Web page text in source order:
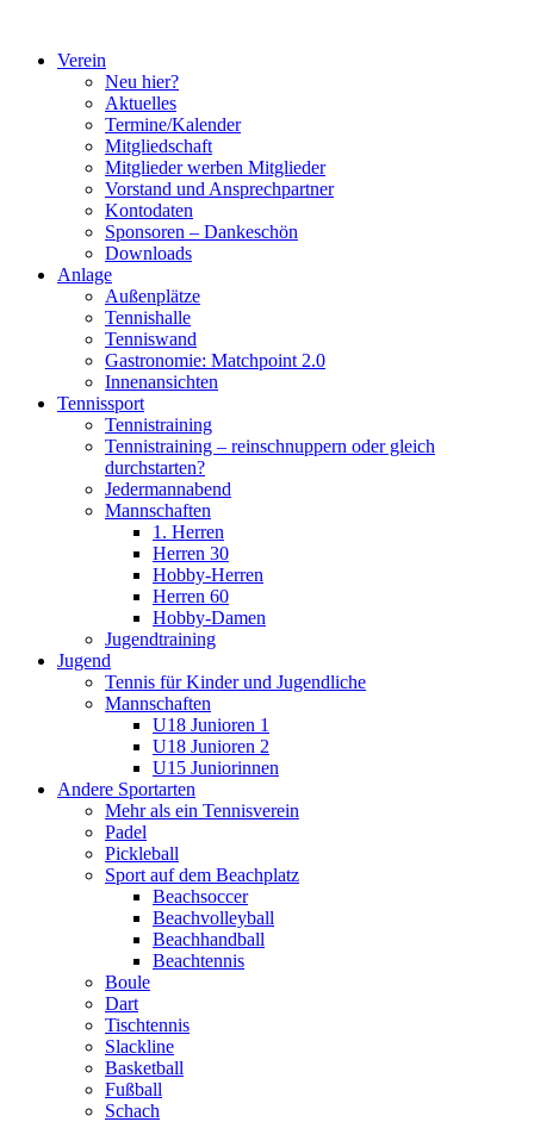
springenVerein
Neu hier?
Aktuelles
Termine/Kalender
Mitgliedschaft
Mitglieder werben Mitglieder
Vorstand und Ansprechpartner
Kontodaten
Sponsoren – Dankeschön
Downloads
Anlage
Außenplätze
Tennishalle
Tenniswand
Gastronomie: Matchpoint 2.0
Innenansichten
Tennissport
Tennistraining
Tennistraining – reinschnuppern oder gleich
durchstarten?
Jedermannabend
Mannschaften
1. Herren
Herren 30
Hobby-Herren
Herren 60
Hobby-Damen
Jugendtraining
Jugend
Tennis für Kinder und Jugendliche
Mannschaften
U18 Junioren 1
U18 Junioren 2
U15 Juniorinnen
Andere Sportarten
Mehr als ein Tennisverein
Padel
Pickleball
Sport auf dem Beachplatz
Beachsoccer
Beachvolleyball
Beachhandball
Beachtennis
Boule
Dart
Tischtennis
Slackline
Basketball
Fußball
Schach